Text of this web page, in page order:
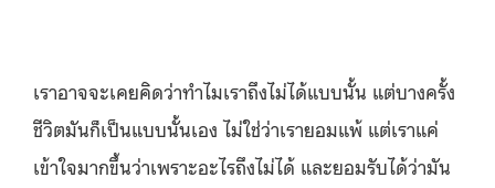
เราอาจจะเคยคิดว่าทำไมเราถึงไม่ได้แบบนั้น แต่บางครั้ง
ชีวิตมันก็เป็นแบบนั้นเอง ไม่ใช่ว่าเรายอมแพ้ แต่เราแค่
เข้าใจมากขึ้นว่าเพราะอะไรถึงไม่ได้ และยอมรับได้ว่ามัน